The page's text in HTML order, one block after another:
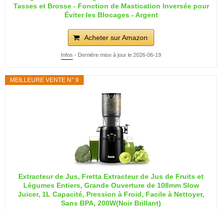
Tasses et Brosse - Fonction de Mastication Inversée pour
Éviter les Blocages - Argent
Acheter sur Amazon
Infos - Dernière mise à jour le 2026-06-19
MEILLEURE VENTE N° 9
Extracteur de Jus, Fretta Extracteur de Jus de Fruits et
Légumes Entiers, Grande Ouverture de 108mm Slow
Juicer, 1L Capacité, Pression à Froid, Facile à Nettoyer,
Sans BPA, 200W(Noir Brillant)